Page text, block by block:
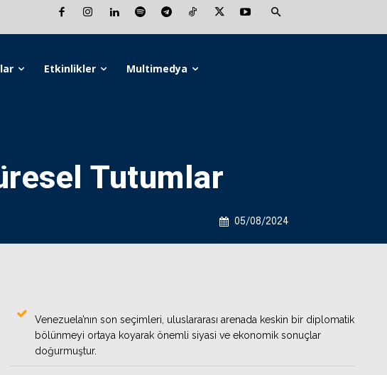
Etkinlikler Multimedya
Tutumlar
05/08/2024
Venezuela’nın son seçimleri, uluslararası arenada keskin bir diplomatik
bölünmeyi ortaya koyarak önemli siyasi ve ekonomik sonuçlar
doğurmuştur.